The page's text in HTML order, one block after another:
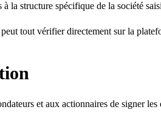
la structure spécifique de la société
tout vérifier directement sur la
et aux actionnaires de signer